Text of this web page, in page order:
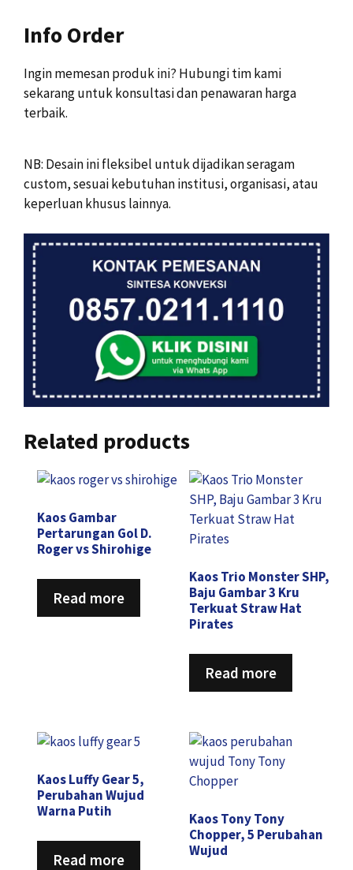
Info Order
Ingin memesan produk ini? Hubungi tim kami
sekarang untuk konsultasi dan penawaran harga
terbaik.
NB: Desain ini fleksibel untuk dijadikan seragam
custom, sesuai kebutuhan institusi, organisasi, atau
keperluan khusus lainnya.
Related products
Kaos Gambar
Pertarungan Gol D.
Roger vs Shirohige
Read more
Kaos Trio Monster SHP,
Baju Gambar 3 Kru
Terkuat Straw Hat
Pirates
Read more
Kaos Luffy Gear 5,
Perubahan Wujud
Warna Putih
Read more
Kaos Tony Tony
Chopper, 5 Perubahan
Wujud